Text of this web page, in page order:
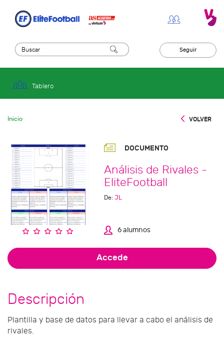
Seguir
Tablero
Inicio VOLVER
DOCUMENTO
Análisis de Rivales -
EliteFootball
De: JL
6 alumnos
Accede
Descripción
Plantilla y base de datos para llevar a cabo el análisis de
rivales.